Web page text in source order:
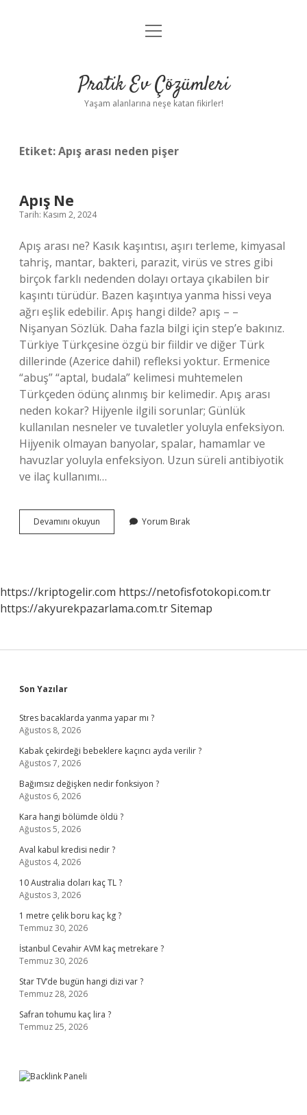
Anasayfa
Yasal Uyarı
menüyü
Pratik Ev Çözümleri
Yaşam alanlarına neşe katan fikirler!
Etiket:Apış arası neden pişer
Apış Ne
Tarih: Kasım 2, 2024
Apış arası ne? Kasık kaşıntısı, aşırı terleme, kimyasal
tahriş, mantar, bakteri, parazit, virüs ve stres gibi
birçok farklı nedenden dolayı ortaya çıkabilen bir
kaşıntı türüdür. Bazen kaşıntıya yanma hissi veya
ağrı eşlik edebilir. Apış hangi dilde? apış – –
Nişanyan Sözlük. Daha fazla bilgi için step’e bakınız.
Türkiye Türkçesine özgü bir fiildir ve diğer Türk
dillerinde (Azerice dahil) refleksi yoktur. Ermenice
“abuş” “aptal, budala” kelimesi muhtemelen
Türkçeden ödünç alınmış bir kelimedir. Apış arası
neden kokar? Hijyenle ilgili sorunlar; Günlük
kullanılan nesneler ve tuvaletler yoluyla enfeksiyon.
Hijyenik olmayan banyolar, spalar, hamamlar ve
havuzlar yoluyla enfeksiyon. Uzun süreli antibiyotik
ve ilaç kullanımı…
Devamını okuyun
Ne
Yorum Bırak
https://kriptogelir.com https://netofisfotokopi.com.tr
https://akyurekpazarlama.com.trSitemap
Sidebar
Son Yazılar
Stres bacaklarda yanma yapar mı ?
Ağustos 8, 2026
Kabak çekirdeği bebeklere kaçıncı ayda verilir ?
Ağustos 7, 2026
Bağımsız değişken nedir fonksiyon ?
Ağustos 6, 2026
Kara hangi bölümde öldü ?
Ağustos 5, 2026
Aval kabul kredisi nedir ?
Ağustos 4, 2026
10 Australia doları kaç TL ?
Ağustos 3, 2026
1 metre çelik boru kaç kg ?
Temmuz 30, 2026
İstanbul Cevahir AVM kaç metrekare ?
Temmuz 30, 2026
Star TV’de bugün hangi dizi var ?
Temmuz 28, 2026
Safran tohumu kaç lira ?
Temmuz 25, 2026